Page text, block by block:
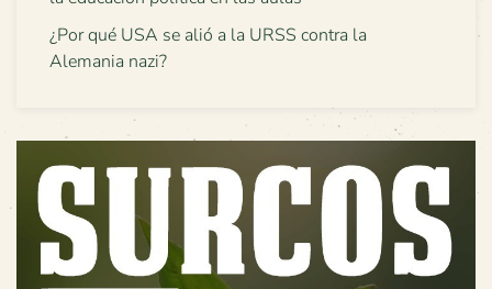
¿Por qué USA se alió a la URSS contra la
Alemania nazi?